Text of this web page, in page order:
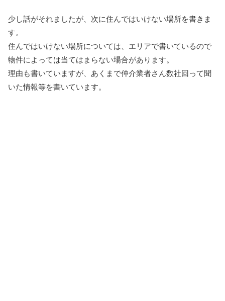
少し話がそれましたが、次に住んではいけない場所を書きま
す。
住んではいけない場所については、エリアで書いているので
物件によっては当てはまらない場合があります。
理由も書いていますが、あくまで仲介業者さん数社回って聞
いた情報等を書いています。